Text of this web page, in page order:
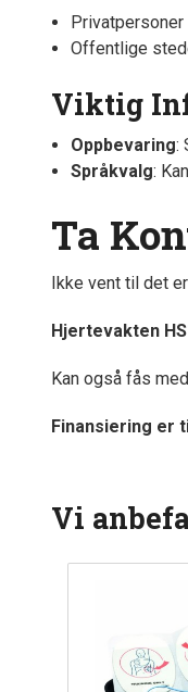
Offentlige
Viktig
Oppbevaring:
Språkvalg:
Ta
Ikke vent til det
Hjertevakten
Kan også fås
Finansiering er
Vi